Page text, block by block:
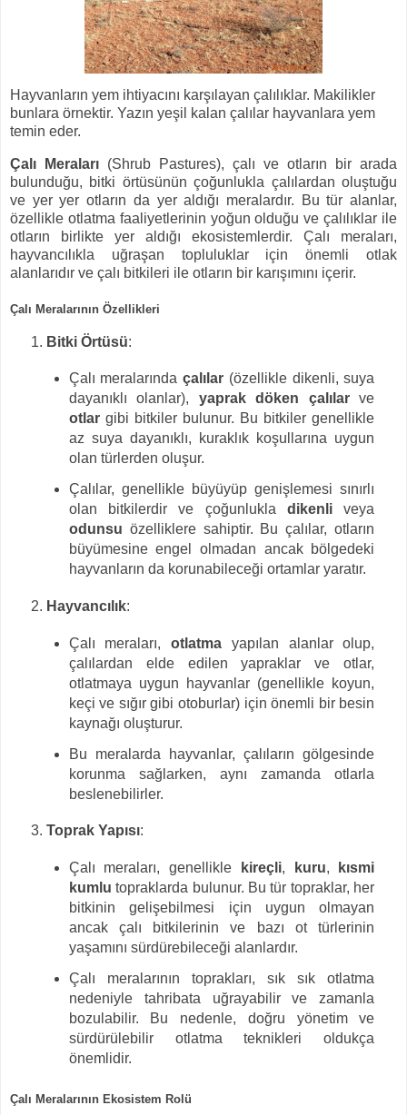
Hayvanların yem ihtiyacını karşılayan çalılıklar. Makilikler
bunlara örnektir. Yazın yeşil kalan çalılar hayvanlara yem
temin eder.
Çalı Meraları (Shrub Pastures), çalı ve otların bir arada
bulunduğu, bitki örtüsünün çoğunlukla çalılardan oluştuğu
ve yer yer otların da yer aldığı meralardır. Bu tür alanlar,
özellikle otlatma faaliyetlerinin yoğun olduğu ve çalılıklar ile
otların birlikte yer aldığı ekosistemlerdir. Çalı meraları,
hayvancılıkla uğraşan topluluklar için önemli otlak
alanlarıdır ve çalı bitkileri ile otların bir karışımını içerir.
Çalı Meralarının Özellikleri
Bitki Örtüsü:
Çalı meralarındaçalılar (özellikle dikenli, suya
dayanıklı olanlar), yaprak döken çalılarve
otlargibi bitkiler bulunur. Bu bitkiler genellikle
az suya dayanıklı, kuraklık koşullarına uygun
olan türlerden oluşur.
Çalılar, genellikle büyüyüp genişlemesi sınırlı
olan bitkilerdir ve çoğunlukladikenli veya
odunsu özelliklere sahiptir. Bu çalılar, otların
büyümesine engel olmadan ancak bölgedeki
hayvanların da korunabileceği ortamlar yaratır.
Hayvancılık:
Çalı meraları,otlatma yapılan alanlar olup,
çalılardan elde edilen yapraklar ve otlar,
otlatmaya uygun hayvanlar (genellikle koyun,
keçi ve sığır gibi otoburlar) için önemli bir besin
kaynağı oluşturur.
Bu meralarda hayvanlar, çalıların gölgesinde
korunma sağlarken, aynı zamanda otlarla
beslenebilirler.
Toprak Yapısı:
Çalı meraları, genellikle kireçli, kuru,
kısmi
kumlu topraklarda bulunur. Bu tür topraklar, her
bitkinin gelişebilmesi için uygun olmayan
ancak çalı bitkilerinin ve bazı ot türlerinin
yaşamını sürdürebileceği alanlardır.
Çalı meralarının toprakları, sık sık otlatma
nedeniyle tahribata uğrayabilir ve zamanla
bozulabilir. Bu nedenle, doğru yönetim ve
sürdürülebilir otlatma teknikleri oldukça
önemlidir.
Çalı Meralarının Ekosistem Rolü